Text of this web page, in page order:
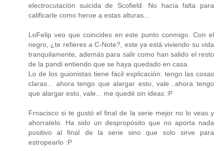
electrocutación suicida de Scofield. No hacía falta para
calificarle como heroe a estas alturas...
LoFelip veo que coincides en este punto conmigo. Con el
negro, ¿te refieres a C-Note?, este ya está viviendo su vida
tranquilamente, además para salir como han salido el resto
de la pandi entiendo que se haya quedado en casa.
Lo de los guionistas tiene fácil explicación: tengo las cosas
claras... ahora tengo que alargar esto, vale...ahora tengo
que alargar esto, vale... me quedé sin ideas :P
Frnacisco si te gustó el final de la serie mejor no lo veas y
ahorratelo. Ha sido un despropósito que no aporta nada
positivo al final de la serie sino que solo sirve para
estropearlo :P